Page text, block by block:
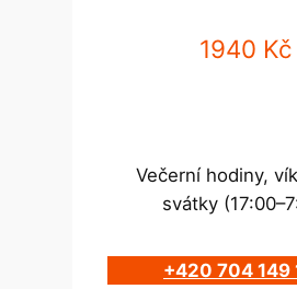
1940 Kč
Večerní hodiny,
svátky
+420 704 149